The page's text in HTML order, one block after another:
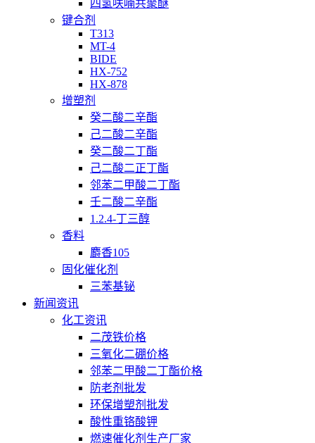
四氢呋喃共聚醚
键合剂
T313
MT-4
BIDE
HX-752
HX-878
增塑剂
癸二酸二辛酯
己二酸二辛酯
癸二酸二丁酯
己二酸二正丁酯
邻苯二甲酸二丁酯
壬二酸二辛酯
1.2.4-丁三醇
香料
麝香105
固化催化剂
三苯基铋
新闻资讯
化工资讯
二茂铁价格
三氧化二硼价格
邻苯二甲酸二丁酯价格
防老剂批发
环保增塑剂批发
酸性重铬酸钾
燃速催化剂生产厂家